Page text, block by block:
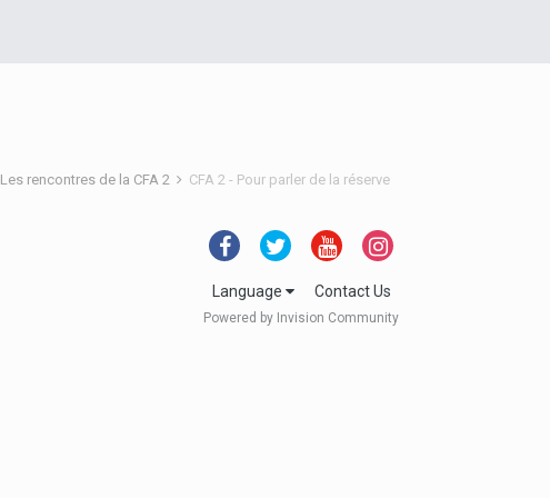
Les rencontres de la CFA 2 CFA 2 - Pour parler de la réserve
Language Contact Us
Powered by Invision Community